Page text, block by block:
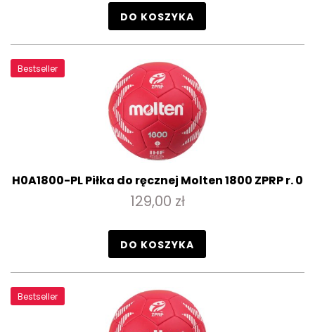
DO KOSZYKA
Bestseller
H0A1800-PL Piłka do ręcznej Molten 1800 ZPRP r. 0
129,00 zł
DO KOSZYKA
Bestseller